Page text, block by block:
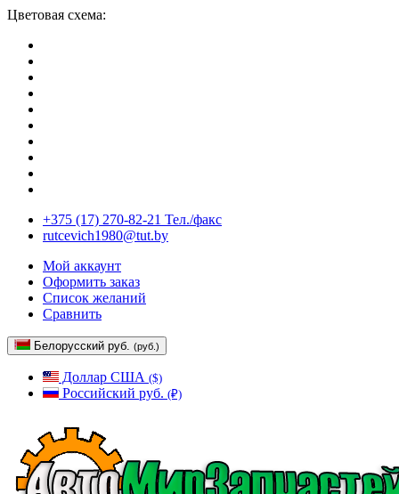
Цветовая схема:
+375 (17) 270-82-21 Тел./факс
rutcevich1980@tut.by
Мой аккаунт
Оформить заказ
Список желаний
Сравнить
Белорусский руб. (руб.)
Доллар США ($)
Российский руб. (₽)